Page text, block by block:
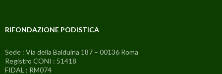
RIFONDAZIONE PODISTICA
Sede : Via della Balduina 187 – 00136 Roma
Registro CONI : 51418
FIDAL : RM074